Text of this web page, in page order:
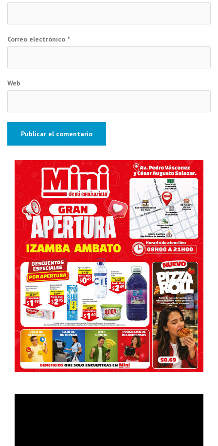
Correo electrónico *
Web